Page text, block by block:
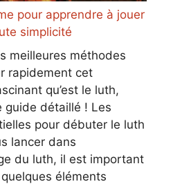
pour apprendre à jouer
simplicité
meilleures méthodes
rapidement cet
qu’est le luth,
guide détaillé ! Les
pour débuter le luth
lancer dans
du luth, il est important
éléments